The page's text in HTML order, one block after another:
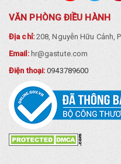
VĂN PHÒNG ĐIỀU HÀNH
Địa chỉ:208, Nguyễn Hữu Cảnh,
Email: hr@gastute.com
Điện thoại:0943789600